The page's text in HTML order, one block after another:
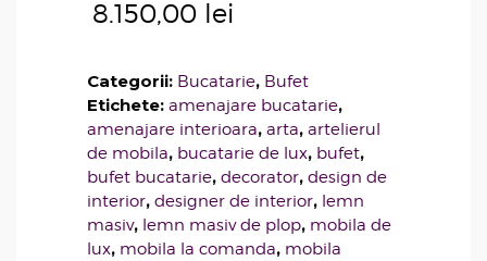
8.150,00 lei
Categorii: Bucatarie, Bufet
Etichete: amenajare bucatarie,
amenajare interioara, arta, artelierul
de mobila, bucatarie de lux, bufet,
bufet bucatarie, decorator, design de
interior, designer de interior, lemn
masiv, lemn masiv de plop, mobila de
lux, mobila la comanda, mobila